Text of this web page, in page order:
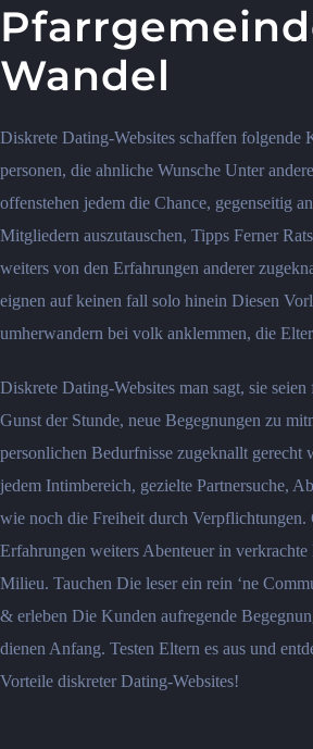
Wandel
Diskrete Dating-Websites schaffen folgende
personen, die ahnliche Wunsche Unter
offenstehen jedem die Chance, gegenseitig
Mitgliedern auszutauschen, Tipps Ferner
weiters von den Erfahrungen anderer
eignen auf keinen fall solo hinein Diesen
umherwandern bei volk anklemmen, die
Diskrete Dating-Websites man sagt, sie
Gunst der Stunde, neue Begegnungen zu
personlichen Bedurfnisse zugeknallt gerecht
jedem Intimbereich, gezielte Partnersuche,
wie noch die Freiheit durch Verpflichtungen.
Erfahrungen weiters Abenteuer in
Milieu. Tauchen Die leser ein rein ‘ne
& erleben Die Kunden aufregende
dienen Anfang. Testen Eltern es aus und
Vorteile diskreter Dating-Websites!